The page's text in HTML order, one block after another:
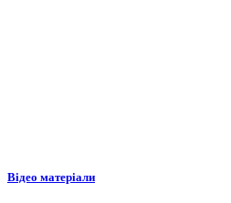
Відео матеріали